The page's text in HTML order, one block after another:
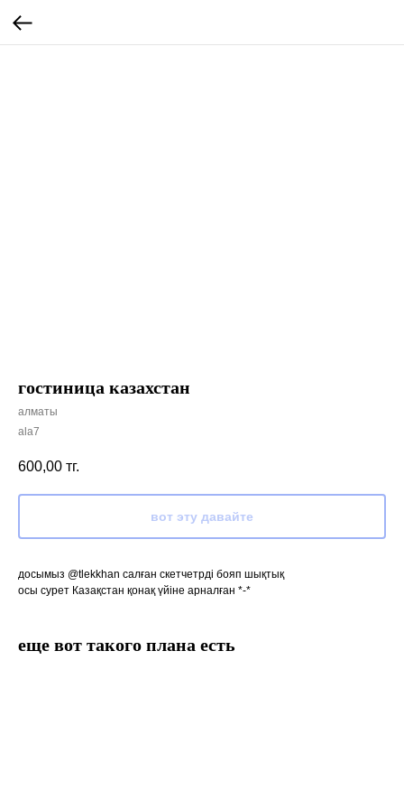
гостиница казахстан
алматы
ala7
600,00 тг.
вот эту давайте
досымыз @tlekkhan салған скетчетрді бояп шықтық
осы сурет Казақстан қонақ үйіне арналған *-*
еще вот такого плана есть